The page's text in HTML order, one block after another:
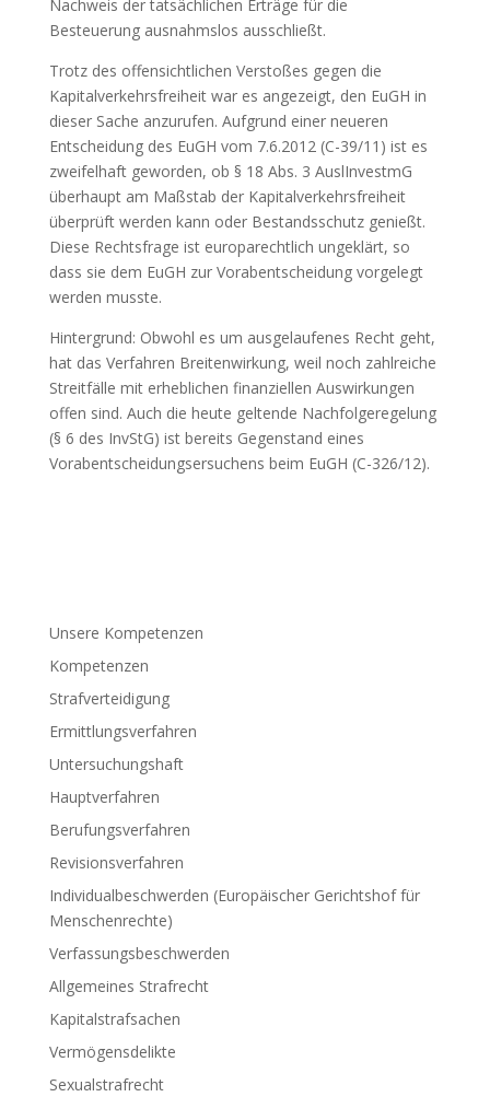
Nachweis der tatsächlichen Erträge für die
Besteuerung ausnahmslos ausschließt.
Trotz des offensichtlichen Verstoßes gegen die
Kapitalverkehrsfreiheit war es angezeigt, den EuGH in
dieser Sache anzurufen. Aufgrund einer neueren
Entscheidung des EuGH vom 7.6.2012 (C-39/11) ist es
zweifelhaft geworden, ob § 18 Abs. 3 AuslInvestmG
überhaupt am Maßstab der Kapitalverkehrsfreiheit
überprüft werden kann oder Bestandsschutz genießt.
Diese Rechtsfrage ist europarechtlich ungeklärt, so
dass sie dem EuGH zur Vorabentscheidung vorgelegt
werden musste.
Hintergrund: Obwohl es um ausgelaufenes Recht geht,
hat das Verfahren Breitenwirkung, weil noch zahlreiche
Streitfälle mit erheblichen finanziellen Auswirkungen
offen sind. Auch die heute geltende Nachfolgeregelung
(§ 6 des InvStG) ist bereits Gegenstand eines
Vorabentscheidungsersuchens beim EuGH (C-326/12).
Unsere Kompetenzen
Kompetenzen
Strafverteidigung
Ermittlungsverfahren
Untersuchungshaft
Hauptverfahren
Berufungsverfahren
Revisionsverfahren
Individualbeschwerden (Europäischer Gerichtshof für
Menschenrechte)
Verfassungsbeschwerden
Allgemeines Strafrecht
Kapitalstrafsachen
Vermögensdelikte
Sexualstrafrecht